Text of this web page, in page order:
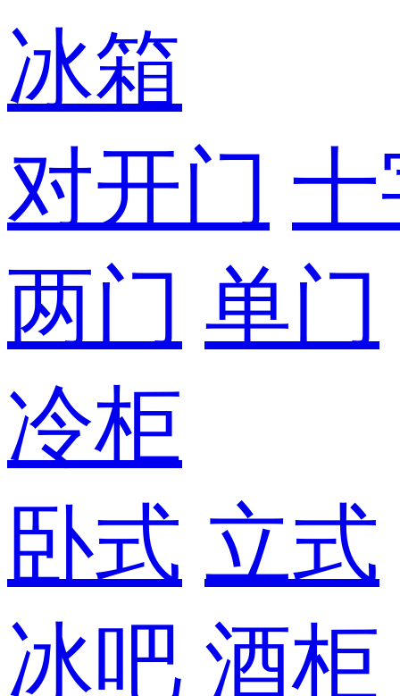
冰箱
对开门
两门 单门
冷柜
卧式 立式
冰吧 酒柜